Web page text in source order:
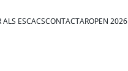
ALS ESCACSCONTACTAROPEN 2026